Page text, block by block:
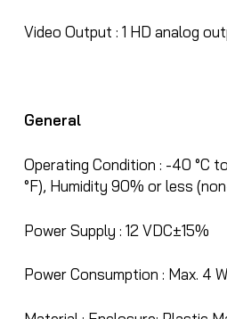
Video Output : 1 HD analog
General
Operating Condition : -40 °C
°F), Humidity 90% or less
Power Supply : 12 VDC±15%
Power Consumption : Max. 4 W